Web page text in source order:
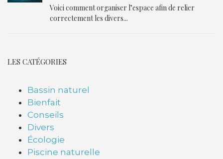
Voici comment organiser l’espace afin de relier
correctement les divers...
LES CATÉGORIES
Bassin naturel
Bienfait
Conseils
Divers
Écologie
Piscine naturelle